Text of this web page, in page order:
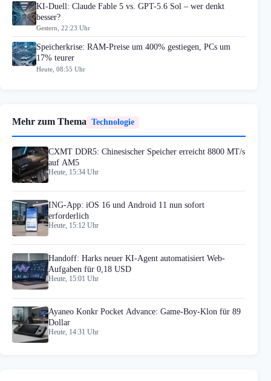
KI-Duell: Claude Fable 5 vs. GPT-5.6 Sol – wer denkt
besser?
Gestern, 22:23 Uhr
Speicherkrise: RAM-Preise um 400% gestiegen, PCs um
17% teurer
Heute, 08:55 Uhr
Mehr zum Thema Technologie
CXMT DDR5: Chinesischer Speicher erreicht 8800 MT/s
auf AM5
Heute, 15:34 Uhr
ING-App: iOS 16 und Android 11 nun sofort
erforderlich
Heute, 15:12 Uhr
Handoff: Harks neuer KI-Agent automatisiert Web-
Aufgaben für 0,18 USD
Heute, 15:01 Uhr
Ayaneo Konkr Pocket Advance: Game-Boy-Klon für 89
Dollar
Heute, 14:31 Uhr